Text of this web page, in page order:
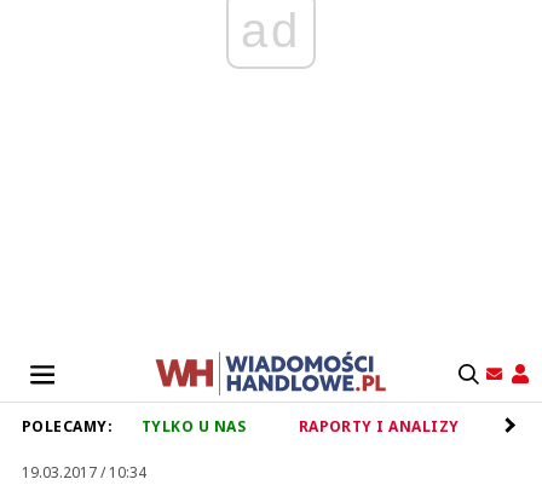
ad
POLECAMY: TYLKO U NAS RAPORTY I ANALIZY
19.03.2017 / 10:34